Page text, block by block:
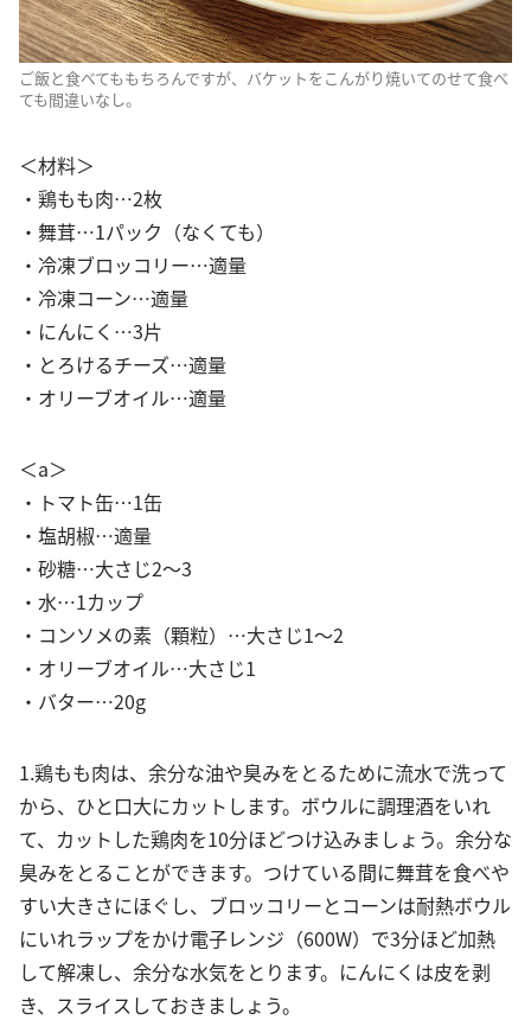
ご飯と食べてももちろんですが、バケットをこんがり焼いてのせて食べ
ても間違いなし。
＜材料＞
・鶏もも肉…2枚
・舞茸…1パック（なくても）
・冷凍ブロッコリー…適量
・冷凍コーン…適量
・にんにく…3片
・とろけるチーズ…適量
・オリーブオイル…適量
＜a＞
・トマト缶…1缶
・塩胡椒…適量
・砂糖…大さじ2〜3
・水…1カップ
・コンソメの素（顆粒）…大さじ1〜2
・オリーブオイル…大さじ1
・バター…20g
1.鶏もも肉は、余分な油や臭みをとるために流水で洗って
から、ひと口大にカットします。ボウルに調理酒をいれ
て、カットした鶏肉を10分ほどつけ込みましょう。余分な
臭みをとることができます。つけている間に舞茸を食べや
すい大きさにほぐし、ブロッコリーとコーンは耐熱ボウル
にいれラップをかけ電子レンジ（600W）で3分ほど加熱
して解凍し、余分な水気をとります。にんにくは皮を剥
き、スライスしておきましょう。